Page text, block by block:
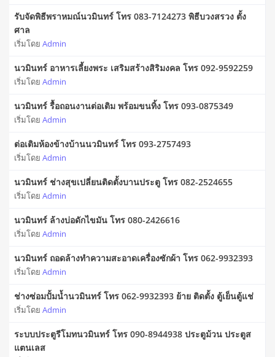
รับจัดพิธีพราหมณ์นวมินทร์ โทร 083-7124273 พิธีบวงสรวง ตั้ง
ศาล
เริ่มโดย Admin
นวมินทร์ อาหารเลี้ยงพระ เสริมสร้างสิริมงคล โทร 092-9592259
เริ่มโดย Admin
นวมินทร์ รื้อถอนงานต่อเติม พร้อมขนทิ้ง โทร 093-0875349
เริ่มโดย Admin
ต่อเติมห้องข้างบ้านนวมินทร์ โทร 093-2757493
เริ่มโดย Admin
นวมินทร์ ช่างสุขเปลี่ยนติดตั้งบานประตู โทร 082-2524655
เริ่มโดย Admin
นวมินทร์ ล้างบ่อดักไขมัน โทร 080-2426616
เริ่มโดย Admin
นวมินทร์ ถอดล้างทำความสะอาดเครื่องซักผ้า โทร 062-9932393
เริ่มโดย Admin
ช่างซ่อมปั้มน้ำนวมินทร์ โทร 062-9932393 ย้าย ติดตั้ง ตู้เย็นตู้แช่
เริ่มโดย Admin
ระบบประตูรีโมทนวมินทร์ โทร 090-8944938 ประตูม้วน ประตูส
แตนเลส